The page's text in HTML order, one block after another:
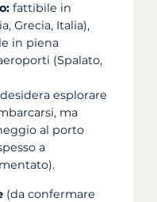
fattibile in
Grecia, Italia),
in piena
(Spalato,
esplorare
ma
al porto
a
(da confermare